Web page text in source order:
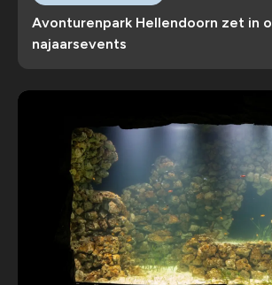
Avonturenpark Hellendoorn zet in
najaarsevents